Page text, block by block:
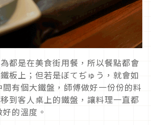
都是在美食街用餐，所以餐點都會
板上；但若是ぼてぢゅう，就會如
有個大鐵盤，師傅做好一份份的料
到客人桌上的鐵盤，讓料理一直都
的溫度。